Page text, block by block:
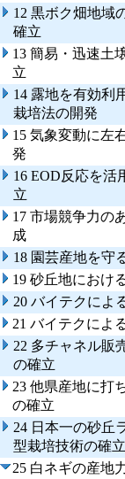
12 黒ボク畑地域
確立
13 簡易・迅速土
立
14 露地を有効利
栽培法の開発
15 気象変動に左
発
16 EOD反応を活
立
17 市場競争力の
成
18 園芸産地を守
19 砂丘地におけ
20 バイテクによ
21 バイテクによ
22 多チャネル販
の確立
23 他県産地に打
の確立
24 日本一の砂丘
型栽培技術の確立
25 白ネギの産地